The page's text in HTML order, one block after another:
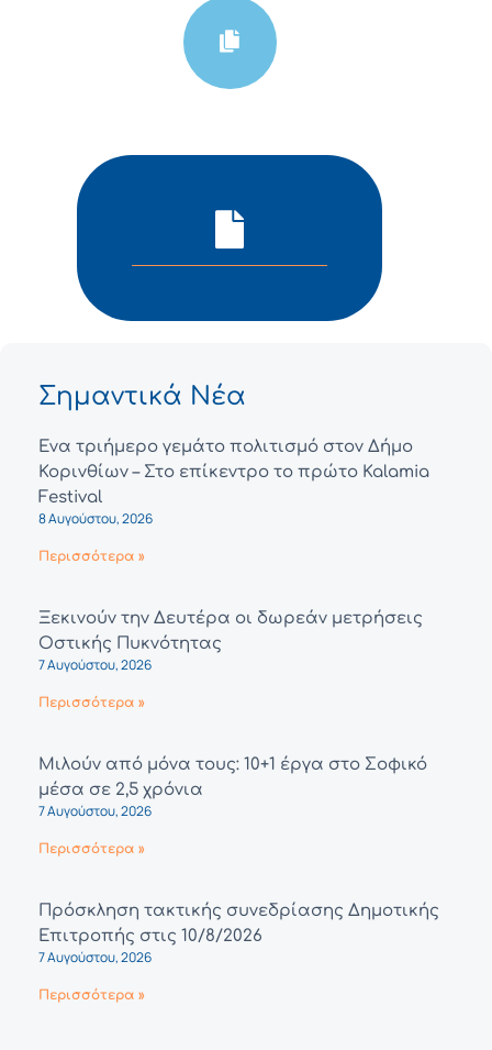
Σημαντικά Νέα
Ένα τριήμερο γεμάτο πολιτισμό στον Δήμο
Κορινθίων – Στο επίκεντρο το πρώτο Kalamia
Festival
8 Αυγούστου, 2026
Περισσότερα »
Ξεκινούν την Δευτέρα οι δωρεάν μετρήσεις
Οστικής Πυκνότητας
7 Αυγούστου, 2026
Περισσότερα »
Μιλούν από μόνα τους: 10+1 έργα στο Σοφικό
μέσα σε 2,5 χρόνια
7 Αυγούστου, 2026
Περισσότερα »
Πρόσκληση τακτικής συνεδρίασης Δημοτικής
Επιτροπής στις 10/8/2026
7 Αυγούστου, 2026
Περισσότερα »